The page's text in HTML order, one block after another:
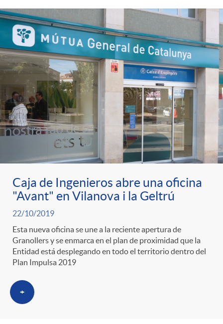
d
e
p
r
e
n
s
a
t
e
g
o
í
a
s
n
c
l
a
i
l
t
o
d
e
c
o
t
e
n
i
d
Caja de Ingenieros abre una oficina
"Avant" en Vilanova i la Geltrú
22/10/2019
Esta nueva oficina se une a la reciente apertura de
Granollers y se enmarca en el plan de proximidad que la
Entidad está desplegando en todo el territorio dentro del
Plan Impulsa 2019
+